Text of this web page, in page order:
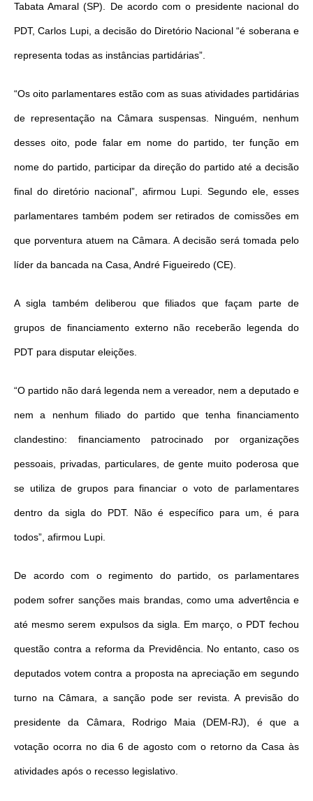
Tabata Amaral (SP). De acordo com o presidente nacional do
PDT, Carlos Lupi, a decisão do Diretório Nacional “é soberana e
representa todas as instâncias partidárias”.
“Os oito parlamentares estão com as suas atividades partidárias
de representação na Câmara suspensas. Ninguém, nenhum
desses oito, pode falar em nome do partido, ter função em
nome do partido, participar da direção do partido até a decisão
final do diretório nacional”, afirmou Lupi. Segundo ele, esses
parlamentares também podem ser retirados de comissões em
que porventura atuem na Câmara. A decisão será tomada pelo
líder da bancada na Casa, André Figueiredo (CE).
A sigla também deliberou que filiados que façam parte de
grupos de financiamento externo não receberão legenda do
PDT para disputar eleições.
“O partido não dará legenda nem a vereador, nem a deputado e
nem a nenhum filiado do partido que tenha financiamento
clandestino: financiamento patrocinado por organizações
pessoais, privadas, particulares, de gente muito poderosa que
se utiliza de grupos para financiar o voto de parlamentares
dentro da sigla do PDT. Não é específico para um, é para
todos”, afirmou Lupi.
De acordo com o regimento do partido, os parlamentares
podem sofrer sanções mais brandas, como uma advertência e
até mesmo serem expulsos da sigla. Em março, o PDT fechou
questão contra a reforma da Previdência. No entanto, caso os
deputados votem contra a proposta na apreciação em segundo
turno na Câmara, a sanção pode ser revista. A previsão do
presidente da Câmara, Rodrigo Maia (DEM-RJ), é que a
votação ocorra no dia 6 de agosto com o retorno da Casa às
atividades após o recesso legislativo.